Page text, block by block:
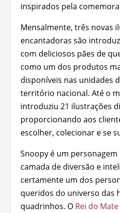
inspirados pela
Mensalmente, três novas
encantadoras são
com deliciosos pães de
como um dos produtos
disponíveis nas unidades
território nacional. Até o
introduziu 21 ilustrações
proporcionando aos
escolher, colecionar e se
Snoopy é um
camada de diversão e
certamente um dos
queridos do universo das
quadrinhos. O Rei do Mate